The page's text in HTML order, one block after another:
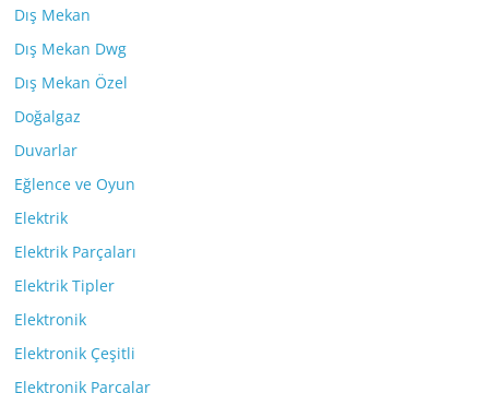
Dış Mekan
Dış Mekan Dwg
Dış Mekan Özel
Doğalgaz
Duvarlar
Eğlence ve Oyun
Elektrik
Elektrik Parçaları
Elektrik Tipler
Elektronik
Elektronik Çeşitli
Elektronik Parçalar